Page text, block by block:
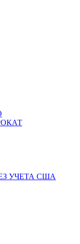
УЧЕТА США